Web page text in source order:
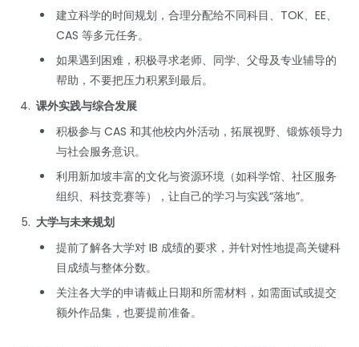
建立科学的时间规划，合理分配给不同科目、TOK、EE、
CAS 等多元任务。
如果遇到困难，积极寻求老师、同学、父母及专业辅导的
帮助，不要把压力积累到最后。
课外实践与综合发展
积极参与 CAS 和其他校内外活动，拓展视野、锻炼领导力
与社会服务意识。
利用新加坡丰富的文化与资源环境（如科学馆、社区服务
组织、科技竞赛等），让自己的学习与实践“落地”。
大学与未来规划
提前了解各大学对 IB 成绩的要求，并针对性地提高关键科
目成绩与整体分数。
关注各大学的申请截止日期和所需材料，如需面试或提交
额外作品集，也要提前准备。